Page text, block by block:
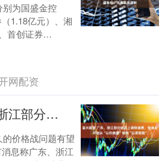
为国盛金控
1.18亿元）、湘
首创证券
（3538....
网配资
富兴配资 广东、浙江部分地区上调快递费，快递业开始从“以价换量”转向“以质取胜”
价格战问题有望
息称广东、浙江